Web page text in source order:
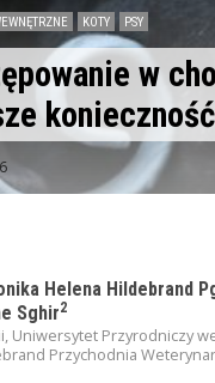
KOTY PSY
w
Helena Hildebrand
Sghir2
Uniwersytet Przyrodniczy
Przychodnia